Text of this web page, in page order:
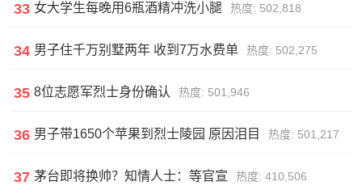
33 女大学生每晚用6瓶酒精冲洗小腿 热度: 502,818
34 男子住千万别墅两年 收到7万水费单 热度: 502,275
35 8位志愿军烈士身份确认 热度: 501,946
36 男子带1650个苹果到烈士陵园 原因泪目 热度: 501,217
37 茅台即将换帅？知情人士：等官宣 热度: 410,506